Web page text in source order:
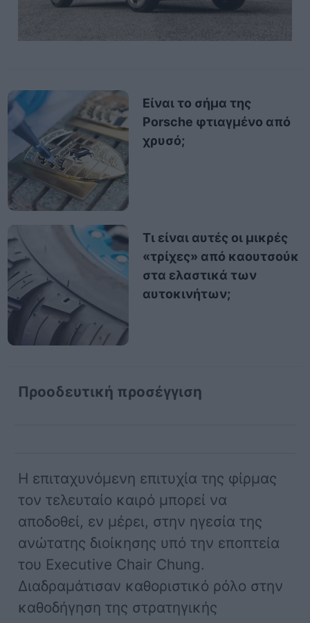
Είναι το σήμα της
Porsche φτιαγμένο από
χρυσό;
Τι είναι αυτές οι μικρές
«τρίχες» από καουτσούκ
στα ελαστικά των
αυτοκινήτων;
Προοδευτική προσέγγιση
Η επιταχυνόμενη επιτυχία της φίρμας
τον τελευταίο καιρό μπορεί να
αποδοθεί, εν μέρει, στην ηγεσία της
ανώτατης διοίκησης υπό την εποπτεία
του Executive Chair Chung.
Διαδραμάτισαν καθοριστικό ρόλο στην
καθοδήγηση της στρατηγικής